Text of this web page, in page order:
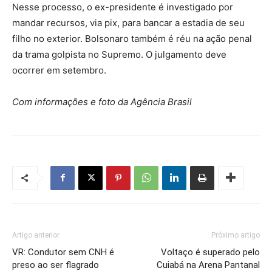
Nesse processo, o ex-presidente é investigado por
mandar recursos, via pix, para bancar a estadia de seu
filho no exterior. Bolsonaro também é réu na ação penal
da trama golpista no Supremo. O julgamento deve
ocorrer em setembro.
Com informações e foto da Agência Brasil
Artigo anterior
VR: Condutor sem CNH é
preso ao ser flagrado
Próximo artigo
Voltaço é superado pelo
Cuiabá na Arena Pantanal